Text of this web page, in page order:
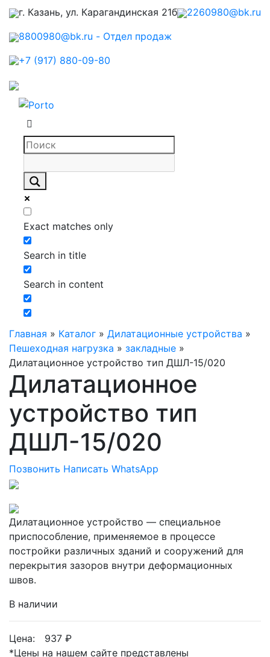
г. Казань, ул. Карагандинская 21б
2260980@bk.ru
8800980@bk.ru - Отдел продаж
+7 (917) 880-09-80
Exact matches only
Search in title
Search in content
Главная » Каталог » Дилатационные устройства »
Пешеходная нагрузка » закладные »
Дилатационное устройство тип ДШЛ-15/020
Дилатационное
устройство тип
ДШЛ-15/020
Позвонить Написать WhatsApp
Дилатационное устройство — специальное
приспособление, применяемое в процессе
постройки различных зданий и сооружений для
перекрытия зазоров внутри деформационных
швов.
В наличии
Цена: 937 ₽
*Цены на нашем сайте представлены